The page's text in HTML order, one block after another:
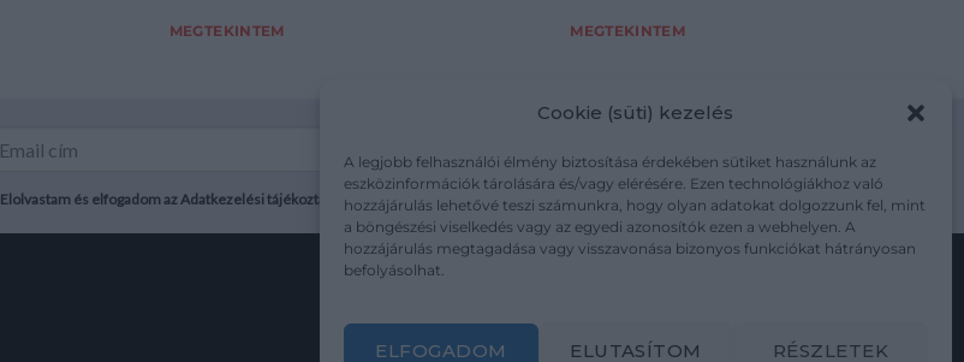
Cookie (süti) kezelés
A legjobb felhasználói élmény biztosítása érdekében sütiket használunk az
eszközinformációk tárolására és/vagy elérésére. Ezen technológiákhoz való
hozzájárulás lehetővé teszi számunkra, hogy olyan adatokat dolgozzunk fel, mint
a böngészési viselkedés vagy az egyedi azonosítók ezen a webhelyen. A
hozzájárulás megtagadása vagy visszavonása bizonyos funkciókat hátrányosan
befolyásolhat.
ELFOGADOM ELUTASÍTOM RÉSZLETEK
MEGTEKINTEM MEGTEKINTEM
Elolvastam és elfogadom az Adatkezelési tájékoztatót: mutargy.com/adatkezelesi-tajekoztato/